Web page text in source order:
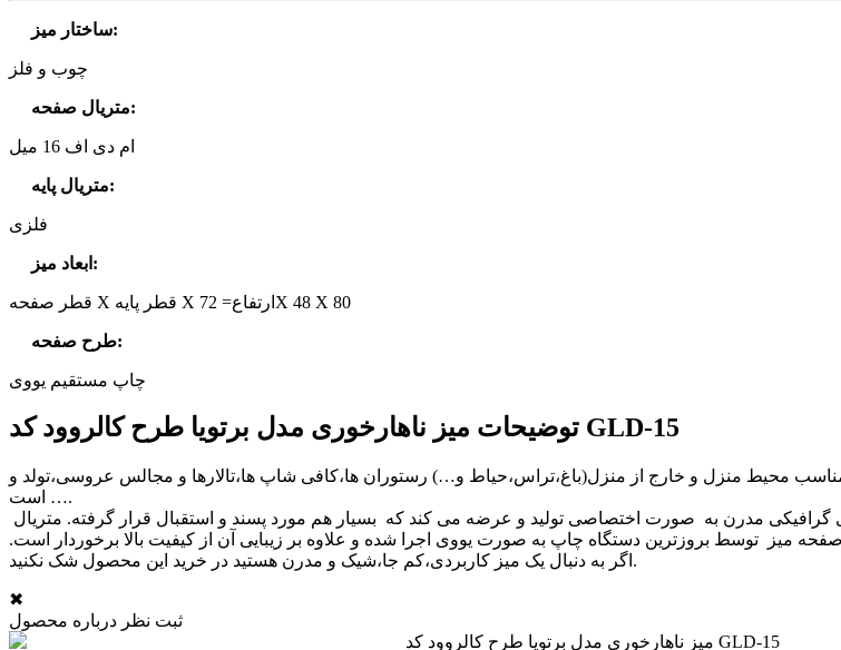
ساختار میز:
چوب و فلز
متریال صفحه:
ام دی اف 16 میل
متریال پایه:
فلزی
ابعاد میز :
قطر صفحه X قطر پایه X ارتفاع= 72X 48 X 80
طرح صفحه:
چاپ مستقیم یووی
توضیحات میز ناهارخوری مدل برتویا طرح کالروود کد GLD-15
محیط منزل و خارج از منزل(باغ،تراس،حیاط و…) رستوران ها،کافی شاپ ها،تالارها و مجالس عروسی،تولد و
… است.
میز توسط بروزترین دستگاه چاپ به صورت یووی اجرا شده و علاوه بر زیبایی آن از کیفیت بالا برخوردار است.
اگر به دنبال یک میز کاربردی،کم جا،شیک و مدرن هستید در خرید این محصول شک نکنید.
✖
ثبت نظر درباره محصول
میز ناهارخوری مدل برتویا طرح کالروود کد GLD-15